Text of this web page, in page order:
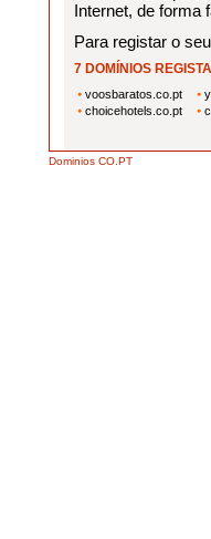
Internet, de forma
Para registar o
7 DOMÍNIOS
voosbaratos.co.pt
choicehotels.co.pt
Dominios CO.PT